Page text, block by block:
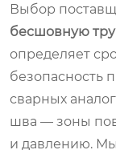
Выбор
бесшовную
определяет
безопасность
сварных
шва — зоны
и давлению. Мы